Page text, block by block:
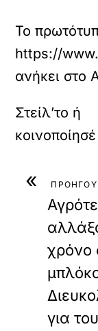
Το
https://
ανήκει στο
«
χρόνο
για